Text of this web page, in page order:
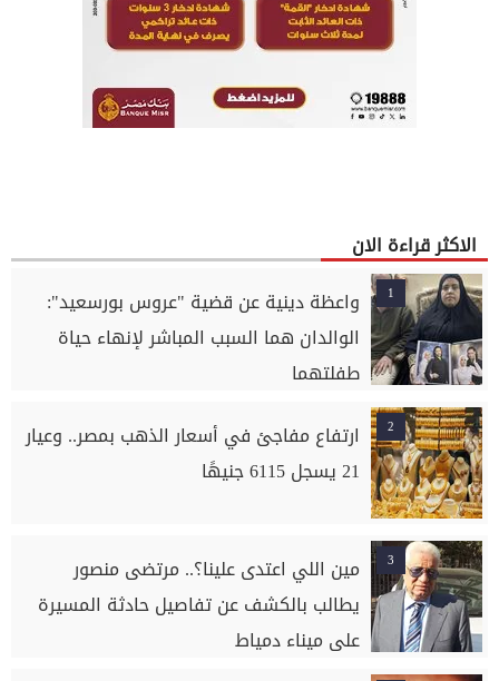
الاكثر قراءة الان
1
واعظة دينية عن قضية "عروس بورسعيد":
الوالدان هما السبب المباشر لإنهاء حياة
طفلتهما
2
ارتفاع مفاجئ في أسعار الذهب بمصر.. وعيار
21 يسجل 6115 جنيهًا
3
مين اللي اعتدى علينا؟.. مرتضى منصور
يطالب بالكشف عن تفاصيل حادثة المسيرة
على ميناء دمياط